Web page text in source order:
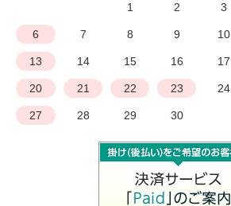
1 2 3
6 7 8 9 10
13 14 15 16 17
20 21 22 23 24
27 28 29 30